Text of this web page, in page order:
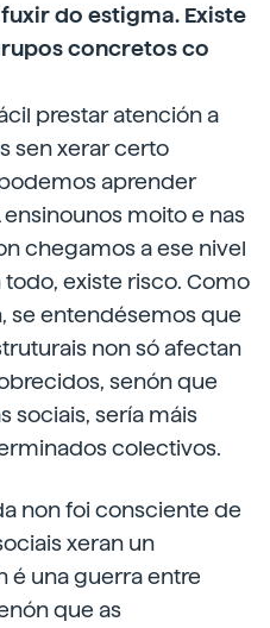
do estigma. Existe
concretos co
prestar atención a
sen xerar certo
aprender
ensinounos moito e nas
chegamos a ese nivel
existe risco. Como
se entendésemos que
non só afectan
senón que
sociais, sería máis
colectivos.
non foi consciente de
xeran un
é una guerra entre
que as